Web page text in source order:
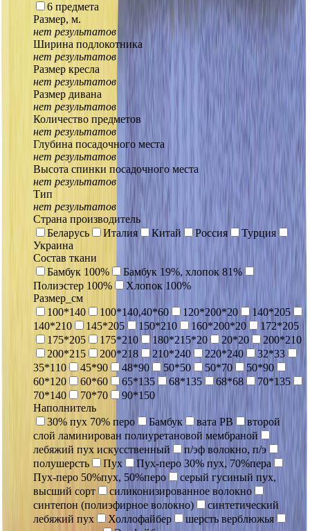
6 предмета
Размер, м.
нет результатов
Ширина подлокотника
нет результатов
Размер кресла
нет результатов
Размер дивана
нет результатов
Количество предметов
нет результатов
Глубина посадочного места
нет результатов
Высота спинки посадочного места
нет результатов
Тип
нет результатов
Страна производитель
Беларусь
Италия Китай Россия
Турция
Украина
Состав ткани
Бамбук 100%
Бамбук 19%, хлопок 81%
Полиэстер 100%
Хлопок 100%
Размер_см
100*140
100*140,40*60 120*200*20
140*205
140*210
145*205 150*210 160*200*20
172*205
175*205
175*210 180*215*20 20*20
200*210
200*215
200*218 210*240 220*240
32*33
35*110
45*90 48*90 50*50 50*70
50*90
60*120
60*60 65*135 68*135 68*68
70*135
70*140
70*70
90*150
Наполнитель
30% пух 70% перо
Бамбук вата РВ
второй
слой ламинирован полиуретановой мембраной
лебяжий пух искусственный
п/эф волокно, п/э
полушерсть
Пух
Пух-перо 30% пух, 70%пера
Пух-перо 50%пух, 50%перо
серый гусиный пух,
высший сорт
силиконизированное волокно
синтепон (полиэфирное волокно)
синтетический
лебяжий пух
Холлофайбер
шерсть верблюжья